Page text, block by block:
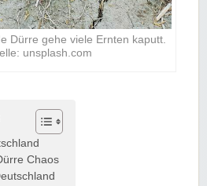
Dürre gehe viele Ernten kaputt.
unsplash.com
Chaos